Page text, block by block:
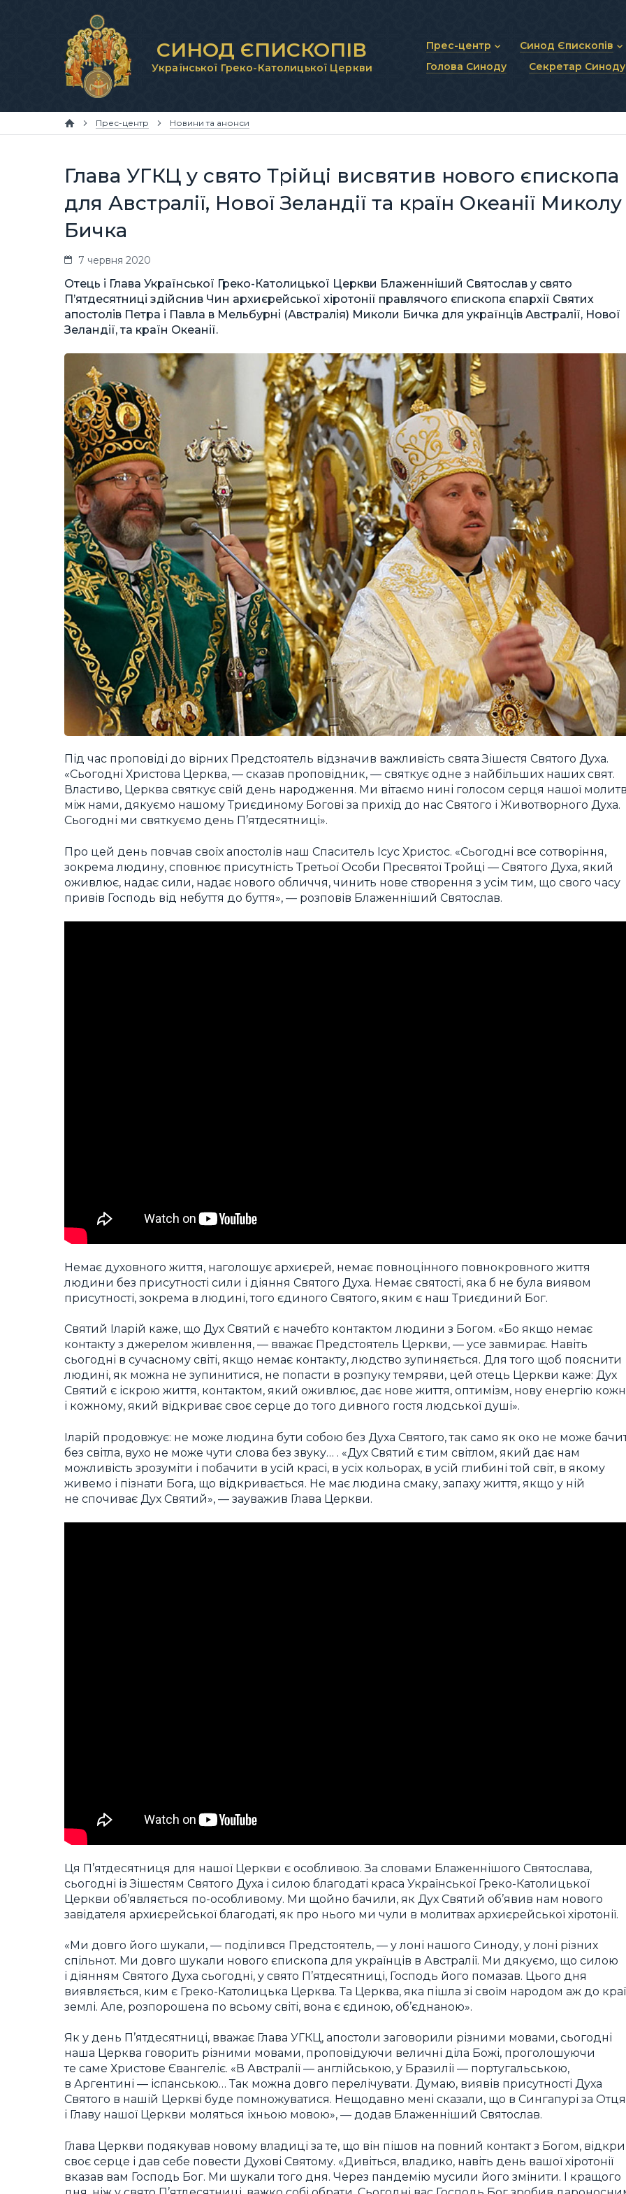
СИНОД ЄПИСКОПІВ
Української Греко-Католицької Церкви
Прес-центр
Новини та анонси
Синод Єпископів
Статут Синоду
Синодальні органи
Голова Синоду Секретар Синоду
Прес-центр Новини та анонси
Глава УГКЦ у cвято Трійці висвятив нового єпископа
для Австралії, Нової Зеландії та країн Океанії Миколу
Бичка
7 червня 2020
Отець і Глава Української Греко-Католицької Церкви Блаженніший Святослав у свято
П’ятдесятниці здійснив Чин архиєрейської хіротонії правлячого єпископа єпархії Святих
апостолів Петра і Павла в Мельбурні (Австралія) Миколи Бичка для українців Австралії, Нової
Зеландії, та країн Океанії.
Під час проповіді до вірних Предстоятель відзначив важливість свята Зішестя Святого Духа.
«Сьогодні Христова Церква, — сказав проповідник, — святкує одне з найбільших наших свят.
Властиво, Церква святкує свій день народження. Ми вітаємо нині голосом серця нашої
між нами, дякуємо нашому Триєдиному Богові за прихід до нас Святого і Животворного Духа.
Сьогодні ми святкуємо день П’ятдесятниці».
Про цей день повчав своїх апостолів наш Спаситель Ісус Христос. «Сьогодні все сотворіння,
зокрема людину, сповнює присутність Третьої Особи Пресвятої Тройці — Святого Духа, який
оживлює, надає сили, надає нового обличчя, чинить нове створення з усім тим, що свого часу
привів Господь від небуття до буття», — розповів Блаженніший Святослав.
Немає духовного життя, наголошує архиєрей, немає повноцінного повнокровного життя
людини без присутності сили і діяння Святого Духа. Немає святості, яка б не була виявом
присутності, зокрема в людині, того єдиного Святого, яким є наш Триєдиний Бог.
Святий Іларій каже, що Дух Святий є начебто контактом людини з Богом. «Бо якщо немає
контакту з джерелом живлення, — вважає Предстоятель Церкви, — усе завмирає. Навіть
сьогодні в сучасному світі, якщо немає контакту, людство зупиняється. Для того щоб пояснити
людині, як можна не зупинитися, не попасти в розпуку темряви, цей отець Церкви каже: Дух
Святий є іскрою життя, контактом, який оживлює, дає нове життя, оптимізм, нову енергію
і кожному, який відкриває своє серце до того дивного гостя людської душі».
Іларій продовжує: не може людина бути собою без Духа Святого, так само як око не може
без світла, вухо не може чути слова без звуку… . «Дух Святий є тим світлом, який дає нам
можливість зрозуміти і побачити в усій красі, в усіх кольорах, в усій глибині той світ, в якому
живемо і пізнати Бога, що відкривається. Не має людина смаку, запаху життя, якщо у ній
не спочиває Дух Святий», — зауважив Глава Церкви.
Ця П’ятдесятниця для нашої Церкви є особливою. За словами Блаженнішого Святослава,
сьогодні із Зішестям Святого Духа і силою благодаті краса Української Греко-Католицької
Церкви об’являється по-особливому. Ми щойно бачили, як Дух Святий об’явив нам нового
завідателя архиєрейської благодаті, як про нього ми чули в молитвах архиєрейської хіротонії.
«Ми довго його шукали, — поділився Предстоятель, — у лоні нашого Синоду, у лоні різних
спільнот. Ми довго шукали нового єпископа для українців в Австралії. Ми дякуємо, що силою
і діянням Святого Духа сьогодні, у свято П’ятдесятниці, Господь його помазав. Цього дня
виявляється, ким є Греко-Католицька Церква. Та Церква, яка пішла зі своїм народом аж до
землі. Але, розпорошена по всьому світі, вона є єдиною, об’єднаною».
Як у день П’ятдесятниці, вважає Глава УГКЦ, апостоли заговорили різними мовами, сьогодні
наша Церква говорить різними мовами, проповідуючи величні діла Божі, проголошуючи
те саме Христове Євангеліє. «В Австралії — англійською, у Бразилії — португальською,
в Аргентині — іспанською… Так можна довго перелічувати. Думаю, виявів присутності Духа
Святого в нашій Церкві буде помножуватися. Нещодавно мені сказали, що в Сингапурі за Отця
і Главу нашої Церкви моляться їхньою мовою», — додав Блаженніший Святослав.
Глава Церкви подякував новому владиці за те, що він пішов на повний контакт з Богом,
своє серце і дав себе повести Духові Святому. «Дивіться, владико, навіть день вашої хіротонії
вказав вам Господь Бог. Ми шукали того дня. Через пандемію мусили його змінити. І кращого